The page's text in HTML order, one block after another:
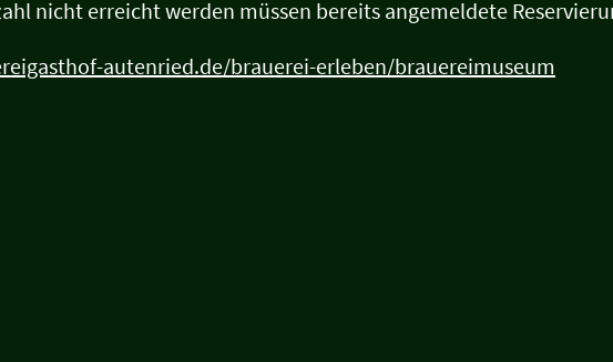
nicht erreicht werden müssen bereits angemeldete
autenried.de/brauerei-erleben/brauereimuseum